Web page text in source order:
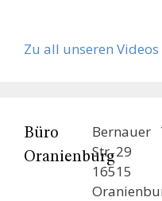
Zu all unseren Videos
Büro
Oranienburg
Bernauer
Str. 29
16515